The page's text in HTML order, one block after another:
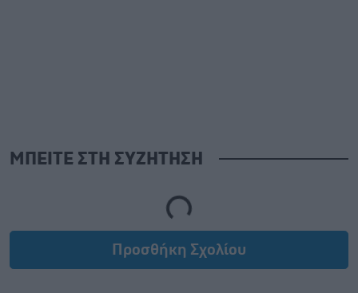
ΜΠΕΙΤΕ ΣΤΗ ΣΥΖΗΤΗΣΗ
Loading...
Προσθήκη Σχολίου